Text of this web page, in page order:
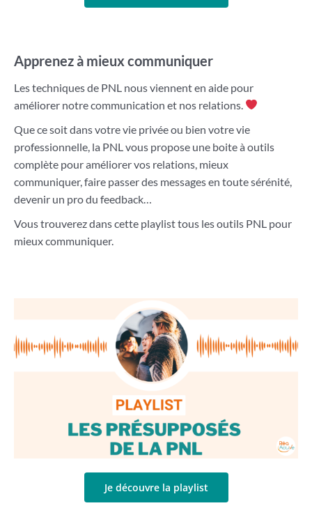
Apprenez à mieux communiquer
Les techniques de PNL nous viennent en aide pour
améliorer notre communication et nos relations.
Que ce soit dans votre vie privée ou bien votre vie
professionnelle, la PNL vous propose une boite à outils
complète pour améliorer vos relations, mieux
communiquer, faire passer des messages en toute sérénité,
devenir un pro du feedback…
Vous trouverez dans cette playlist tous les outils PNL pour
mieux communiquer.
Je découvre la playlist